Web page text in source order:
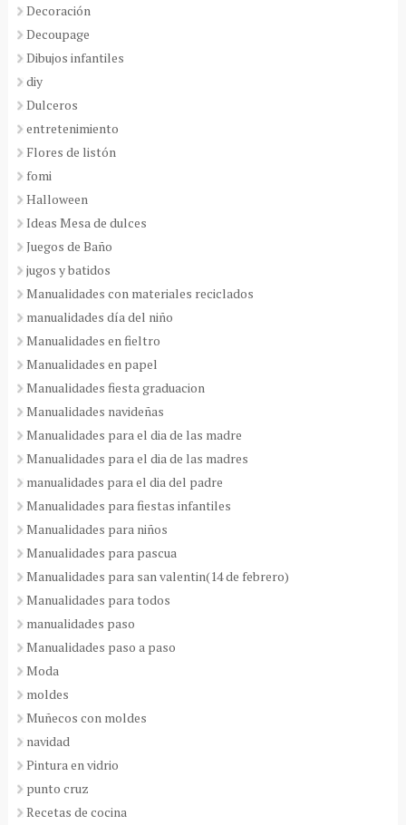
Decoración
Decoupage
Dibujos infantiles
diy
Dulceros
entretenimiento
Flores de listón
fomi
Halloween
Ideas Mesa de dulces
Juegos de Baño
jugos y batidos
Manualidades con materiales reciclados
manualidades día del niño
Manualidades en fieltro
Manualidades en papel
Manualidades fiesta graduacion
Manualidades navideñas
Manualidades para el dia de las madre
Manualidades para el dia de las madres
manualidades para el dia del padre
Manualidades para fiestas infantiles
Manualidades para niños
Manualidades para pascua
Manualidades para san valentin(14 de febrero)
Manualidades para todos
manualidades paso
Manualidades paso a paso
Moda
moldes
Muñecos con moldes
navidad
Pintura en vidrio
punto cruz
Recetas de cocina